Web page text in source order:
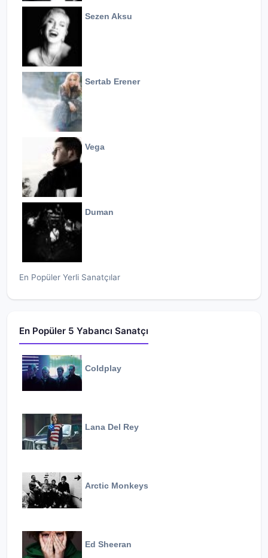
Sezen Aksu
Sertab Erener
Vega
Duman
En Popüler Yerli Sanatçılar
En Popüler 5 Yabancı Sanatçı
Coldplay
Lana Del Rey
Arctic Monkeys
Ed Sheeran